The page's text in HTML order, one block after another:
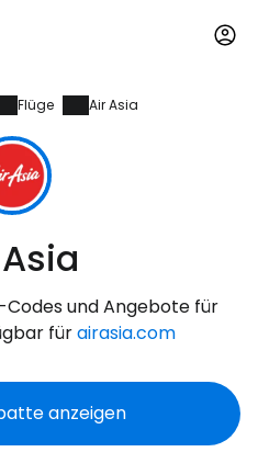
Flüge Air Asia
und Angebote für
fürairasia.com
anzeigen
bei
Community
mit Google
Facebook